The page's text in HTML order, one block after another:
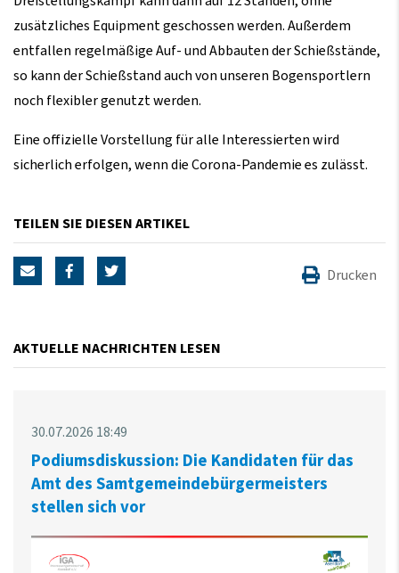
zusätzliches Equipment geschossen werden. Außerdem
entfallen regelmäßige Auf- und Abbauten der Schießstände,
so kann der Schießstand auch von unseren Bogensportlern
noch flexibler genutzt werden.
Eine offizielle Vorstellung für alle Interessierten wird
sicherlich erfolgen, wenn die Corona-Pandemie es zulässt.
TEILEN SIE DIESEN ARTIKEL
Drucken
AKTUELLE NACHRICHTEN LESEN
30.07.2026 18:49
Podiumsdiskussion: Die Kandidaten für das
Amt des Samtgemeindebürgermeisters
stellen sich vor